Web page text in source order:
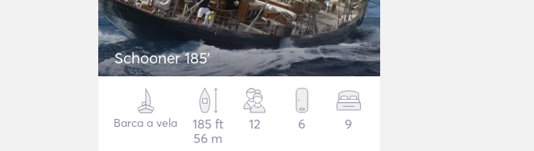
Schooner 185'
Barca a vela
185 ft
56 m
12 6 9